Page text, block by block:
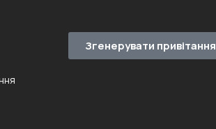
Згенерувати привітання